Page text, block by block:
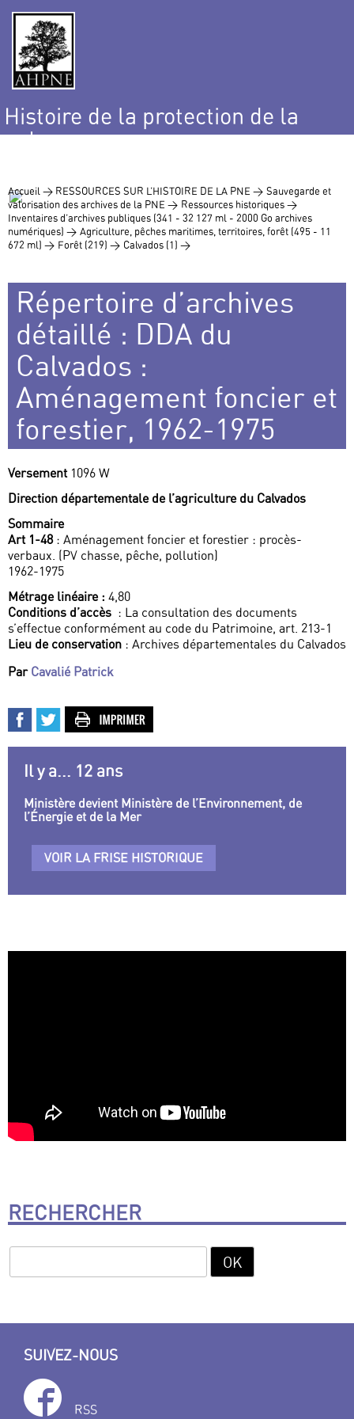
Histoire de la protection de la
nature
Accueil > RESSOURCES SUR L’HISTOIRE DE LA PNE > Sauvegarde et
valorisation des archives de la PNE > Ressources historiques >
Inventaires d’archives publiques (341 - 32 127 ml - 2000 Go archives
numériques) > Agriculture, pêches maritimes, territoires, forêt (495 - 11
672 ml) > Forêt (219) > Calvados (1) >
Répertoire d’archives
détaillé : DDA du
Calvados :
Aménagement foncier et
forestier, 1962-1975
Versement 1096 W
Direction départementale de l’agriculture du Calvados
Sommaire
Art 1-48: Aménagement foncier et forestier : procès-
verbaux. (PV chasse, pêche, pollution)
1962-1975
Métrage linéaire : 4,80
Conditions d’accès : La consultation des documents
s’effectue conformément au code du Patrimoine, art. 213-1
Lieu de conservation : Archives départementales du Calvados
Par Cavalié Patrick
Il y a... 12 ans
Ministère devient Ministère de l’Environnement, de
l’Énergie et de la Mer
VOIR LA FRISE HISTORIQUE
RECHERCHER
SUIVEZ-NOUS
RSS